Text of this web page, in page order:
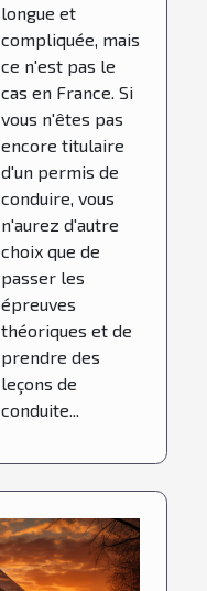
longue et
compliquée, mais
ce n'est pas le
cas en France. Si
vous n'êtes pas
encore titulaire
d'un permis de
conduire, vous
n'aurez d'autre
choix que de
passer les
épreuves
théoriques et de
prendre des
leçons de
conduite...